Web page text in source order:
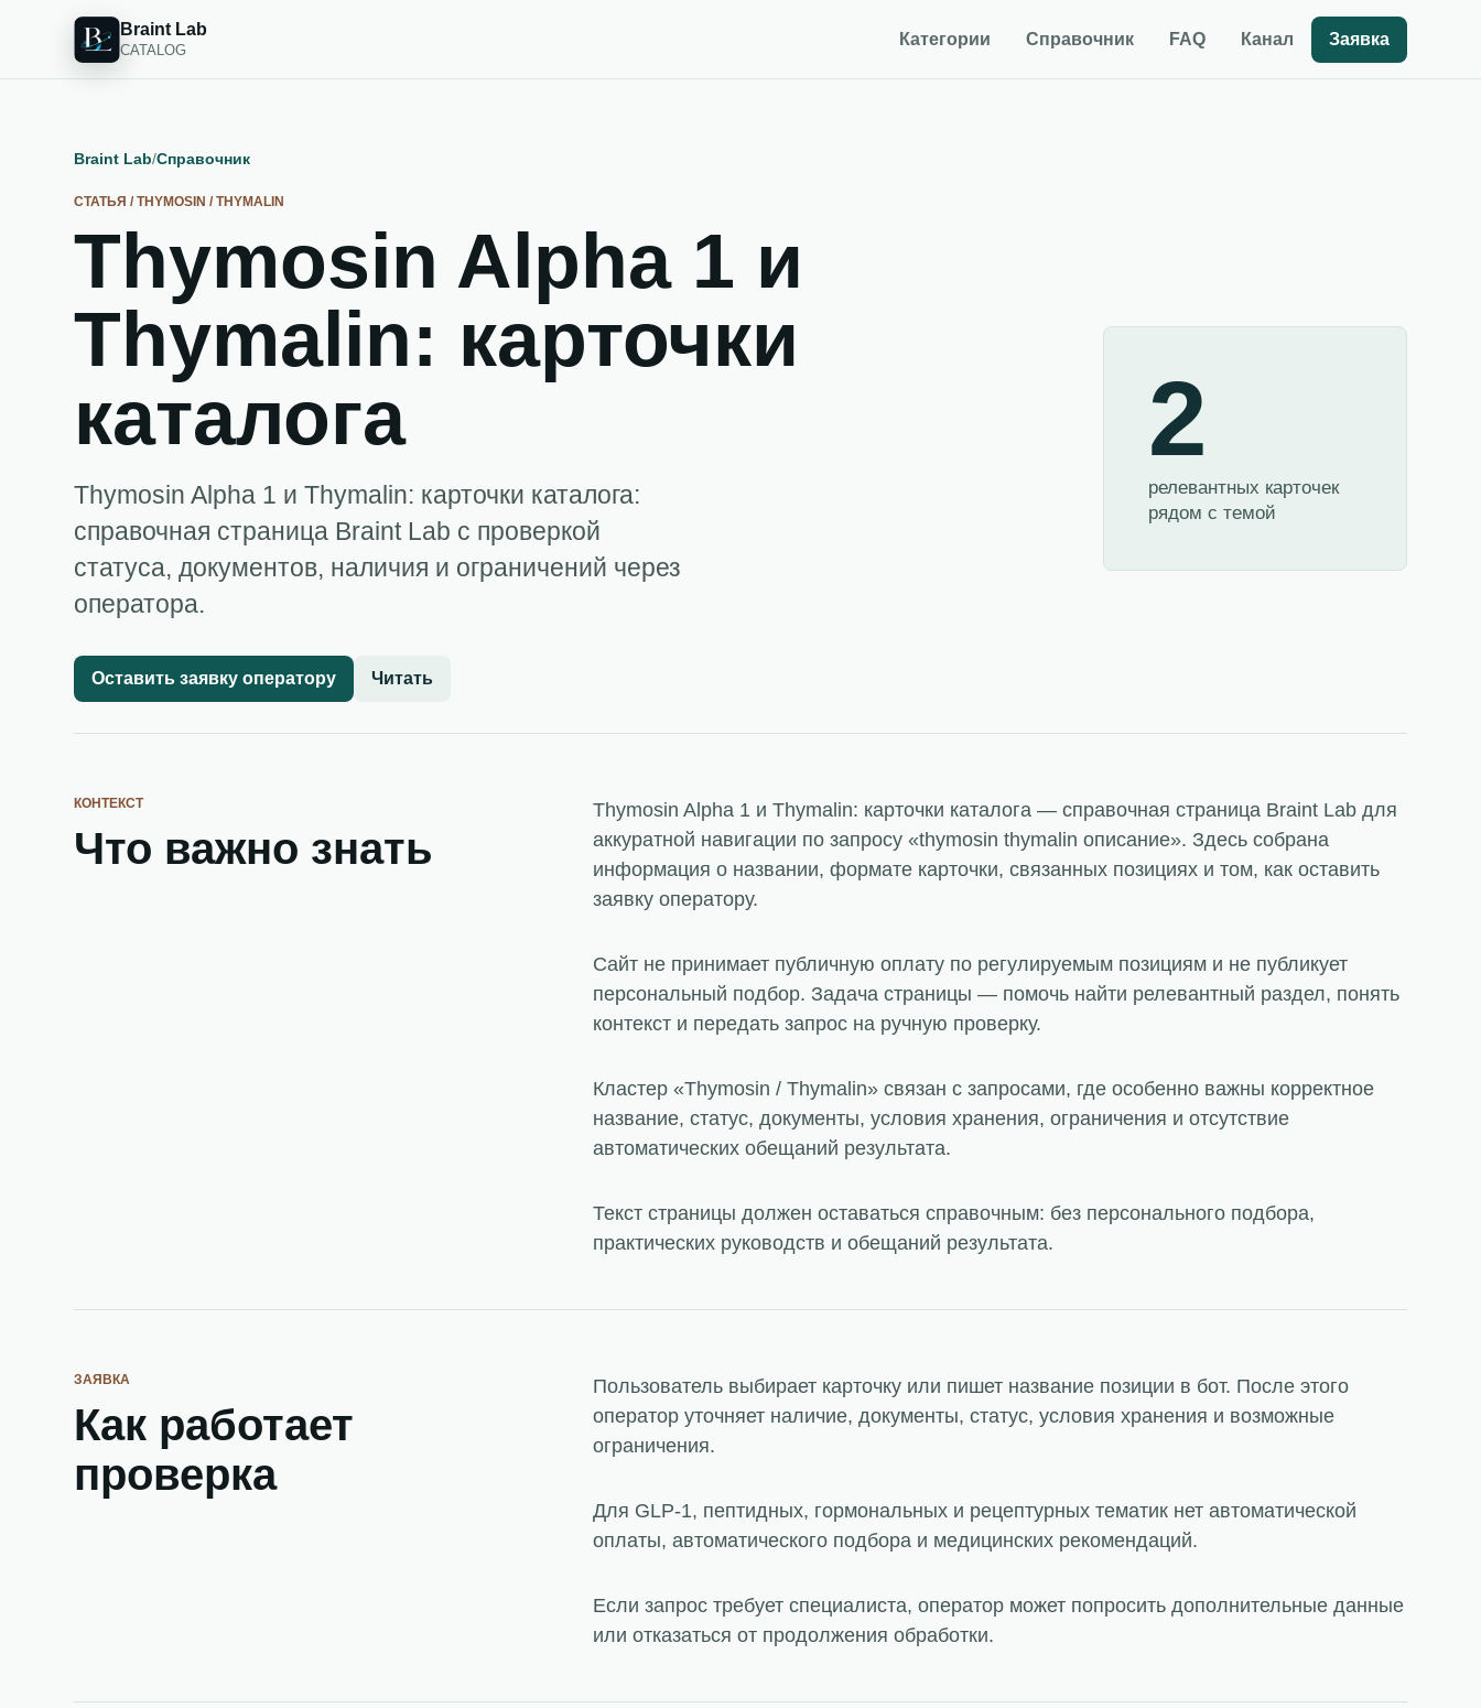
Braint Lab
CATALOG
Категории Справочник FAQ Канал Заявка
Braint Lab/Справочник
СТАТЬЯ / THYMOSIN / THYMALIN
Thymosin Alpha 1 и
Thymalin: карточки
каталога
Thymosin Alpha 1 и Thymalin: карточки каталога:
справочная страница Braint Lab с проверкой
статуса, документов, наличия и ограничений через
оператора.
Оставить заявку оператору Читать
2
релевантных карточек
рядом с темой
КОНТЕКСТ
Что важно знать
Thymosin Alpha 1 и Thymalin: карточки каталога — справочная страница Braint Lab для
аккуратной навигации по запросу «thymosin thymalin описание». Здесь собрана
информация о названии, формате карточки, связанных позициях и том, как оставить
заявку оператору.
Сайт не принимает публичную оплату по регулируемым позициям и не публикует
персональный подбор. Задача страницы — помочь найти релевантный раздел, понять
контекст и передать запрос на ручную проверку.
Кластер «Thymosin / Thymalin» связан с запросами, где особенно важны корректное
название, статус, документы, условия хранения, ограничения и отсутствие
автоматических обещаний результата.
Текст страницы должен оставаться справочным: без персонального подбора,
практических руководств и обещаний результата.
ЗАЯВКА
Как работает
проверка
Пользователь выбирает карточку или пишет название позиции в бот. После этого
оператор уточняет наличие, документы, статус, условия хранения и возможные
ограничения.
Для GLP-1, пептидных, гормональных и рецептурных тематик нет автоматической
оплаты, автоматического подбора и медицинских рекомендаций.
Если запрос требует специалиста, оператор может попросить дополнительные данные
или отказаться от продолжения обработки.